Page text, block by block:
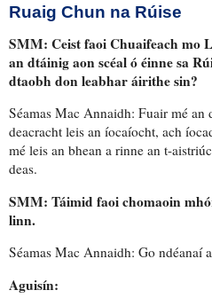
Ruaig Chun na Rúise
SMM: Ceist faoi Chuaifeach mo
an dtáinig aon scéal ó éinne sa
dtaobh donleabhar áirithe sin?
Séamas Mac Annaidh: Fuair mé an
deacracht leis an íocaíocht, ach
mé leis an bhean a rinne an t-
deas.
SMM: Táimid faoi chomaoin
linn.
Séamas Mac Annaidh: Go ndéanaí
Aguisín: